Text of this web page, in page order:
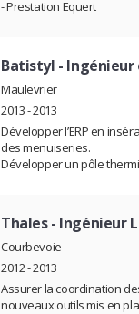
- Prestation Equert
Batistyl -
Maulevrier
2013 - 2013
Développer l’ERP en
des menuiseries.
Développer un pôle
Thales- Ingénieur
Courbevoie
2012 - 2013
Assurer la coordination
nouveaux outils mis en